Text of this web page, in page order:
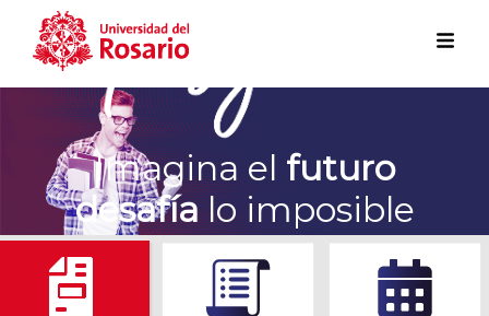
Pasar al contenido principal
Imagina el futuro
desafíalo imposible